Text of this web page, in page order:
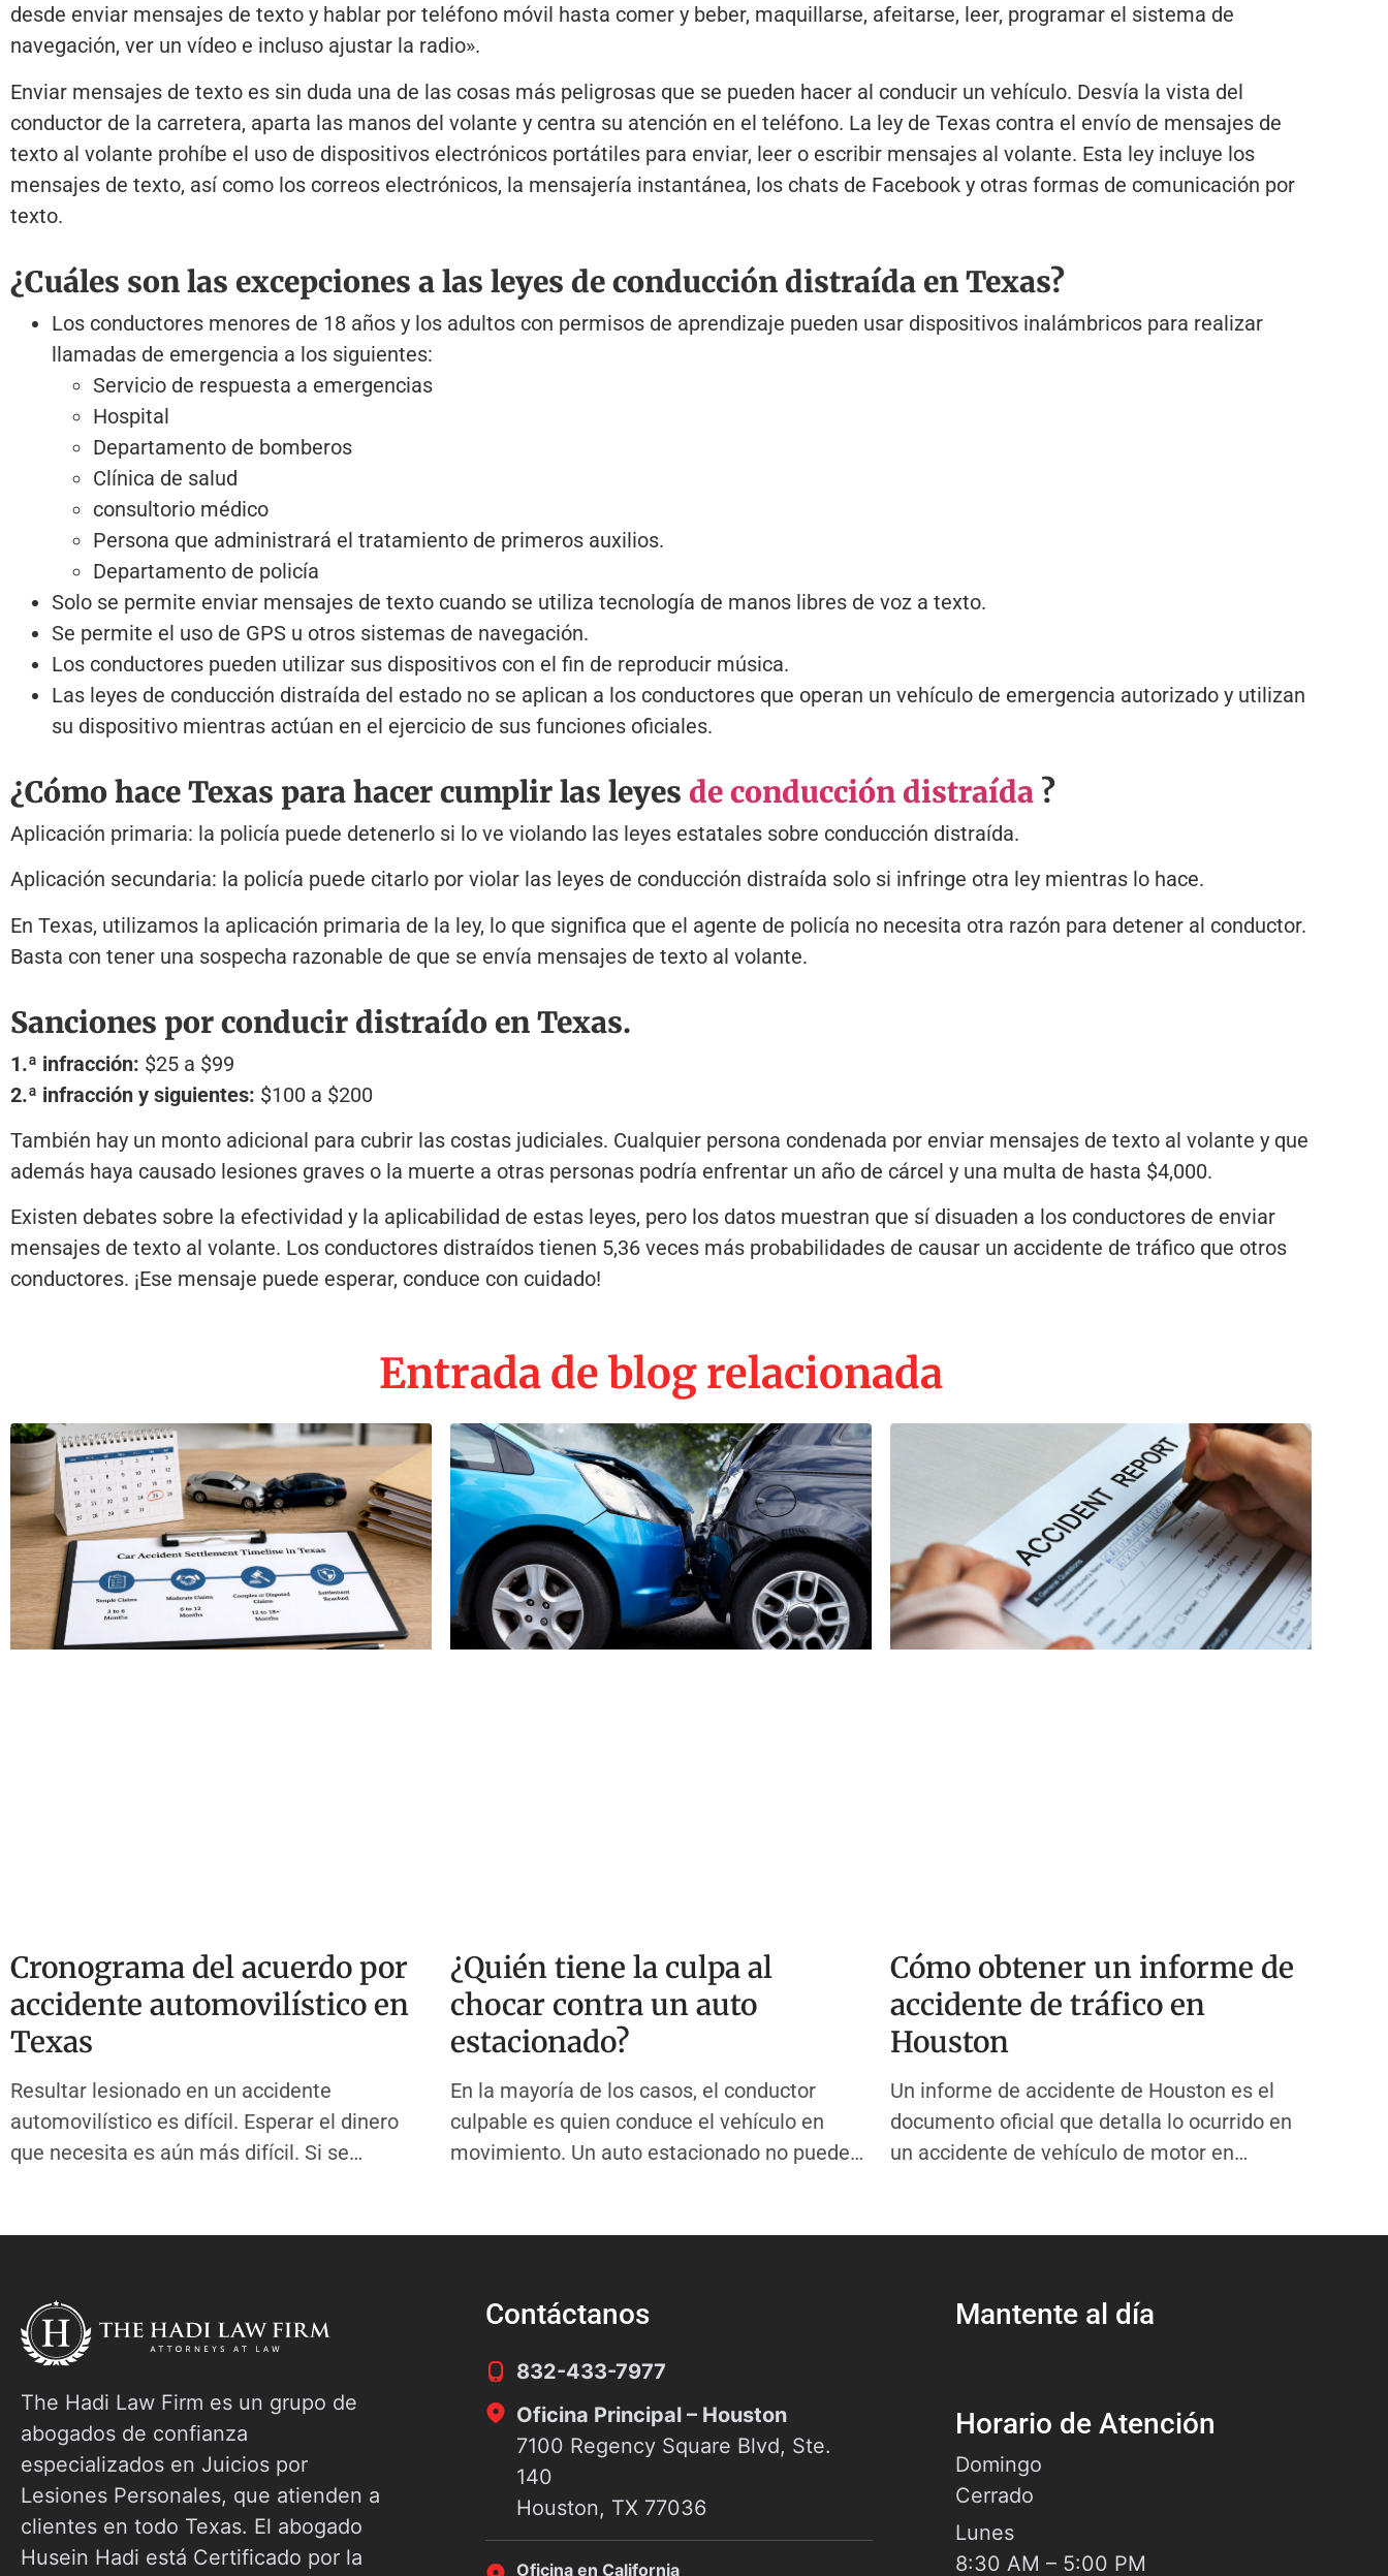
desde enviar mensajes de texto y hablar por teléfono móvil hasta comer y beber, maquillarse, afeitarse, leer, programar el sistema de
navegación, ver un vídeo e incluso ajustar la radio».
Enviar mensajes de texto es sin duda una de las cosas más peligrosas que se pueden hacer al conducir un vehículo. Desvía la vista del
conductor de la carretera, aparta las manos del volante y centra su atención en el teléfono. La ley de Texas contra el envío de mensajes de
texto al volante prohíbe el uso de dispositivos electrónicos portátiles para enviar, leer o escribir mensajes al volante. Esta ley incluye los
mensajes de texto, así como los correos electrónicos, la mensajería instantánea, los chats de Facebook y otras formas de comunicación por
texto.
¿Cuáles son las excepciones a las leyes de conducción distraída en Texas?
Los conductores menores de 18 años y los adultos con permisos de aprendizaje pueden usar dispositivos inalámbricos para realizar
llamadas de emergencia a los siguientes:
Servicio de respuesta a emergencias
Hospital
Departamento de bomberos
Clínica de salud
consultorio médico
Persona que administrará el tratamiento de primeros auxilios.
Departamento de policía
Solo se permite enviar mensajes de texto cuando se utiliza tecnología de manos libres de voz a texto.
Se permite el uso de GPS u otros sistemas de navegación.
Los conductores pueden utilizar sus dispositivos con el fin de reproducir música.
Las leyes de conducción distraída del estado no se aplican a los conductores que operan un vehículo de emergencia autorizado y utilizan
su dispositivo mientras actúan en el ejercicio de sus funciones oficiales.
¿Cómo hace Texas para hacer cumplir las leyes de conducción distraída ?
Aplicación primaria: la policía puede detenerlo si lo ve violando las leyes estatales sobre conducción distraída.
Aplicación secundaria: la policía puede citarlo por violar las leyes de conducción distraída solo si infringe otra ley mientras lo hace.
En Texas, utilizamos la aplicación primaria de la ley, lo que significa que el agente de policía no necesita otra razón para detener al conductor.
Basta con tener una sospecha razonable de que se envía mensajes de texto al volante.
Sanciones por conducir distraído en Texas.
1.ª infracción: $25 a $99
2.ª infracción y siguientes: $100 a $200
También hay un monto adicional para cubrir las costas judiciales. Cualquier persona condenada por enviar mensajes de texto al volante y que
además haya causado lesiones graves o la muerte a otras personas podría enfrentar un año de cárcel y una multa de hasta $4,000.
Existen debates sobre la efectividad y la aplicabilidad de estas leyes, pero los datos muestran que sí disuaden a los conductores de enviar
mensajes de texto al volante. Los conductores distraídos tienen 5,36 veces más probabilidades de causar un accidente de tráfico que otros
conductores. ¡Ese mensaje puede esperar, conduce con cuidado!
Entrada de blog relacionada
Cronograma del acuerdo por
accidente automovilístico en
Texas
Resultar lesionado en un accidente
automovilístico es difícil. Esperar el dinero
que necesita es aún más difícil. Si se
accidente
¿Quién tiene la culpa al
chocar contra un auto
estacionado?
En la mayoría de los casos, el conductor
culpable es quien conduce el vehículo en
movimiento. Un auto estacionado no puede
Este
Cómo obtener un informe de
accidente de tráfico en
Houston
Un informe de accidente de Houston es el
documento oficial que detalla lo ocurrido en
un accidente de vehículo de motor en
The Hadi Law Firm es un grupo de
abogados de confianza
especializados en Juicios por
Lesiones Personales, que atienden a
clientes en todo Texas. El abogado
Husein Hadi está Certificado por la
Contáctanos
832-433-7977
Oficina Principal – Houston
7100 Regency Square Blvd, Ste.
140
Houston, TX 77036
Oficina en California
Mantente al día
Horario de Atención
Domingo
Cerrado
Lunes
8:30 AM – 5:00 PM